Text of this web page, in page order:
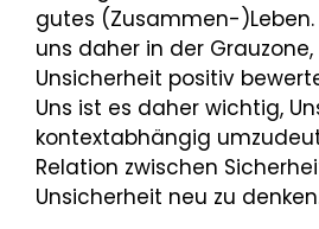
gutes (Zusammen-)Leben.
uns daher in der
Unsicherheit positiv
Uns ist es daher wichtig,
kontextabhängig
Relation zwischen
Unsicherheit neu zu